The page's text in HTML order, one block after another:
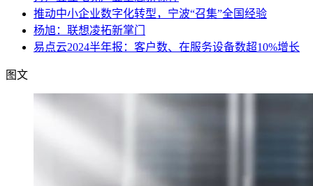
推动中小企业数字化转型，宁波“召集”全国经验
杨旭：联想凌拓新掌门
易点云2024半年报：客户数、在服务设备数超10%增长
图文